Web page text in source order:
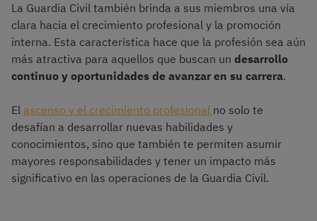
La Guardia Civil también brinda a sus miembros una vía
clara hacia el crecimiento profesional y la promoción
interna. Esta característica hace que la profesión sea aún
más atractiva para aquellos que buscan un desarrollo
continuo y oportunidades de avanzar en su carrera.
El ascenso y el crecimiento profesional no solo te
desafían a desarrollar nuevas habilidades y
conocimientos, sino que también te permiten asumir
mayores responsabilidades y tener un impacto más
significativo en las operaciones de la Guardia Civil.